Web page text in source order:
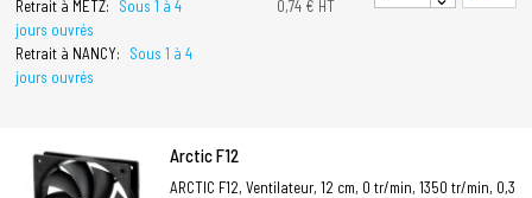
Retrait à METZ:
Sous 1 à 4
jours ouvrés
Retrait à NANCY:
Sous 1 à 4
jours ouvrés
0,74 € HT
Arctic F12
ARCTIC F12, Ventilateur, 12 cm, 0 tr/min, 1350 tr/min, 0,3